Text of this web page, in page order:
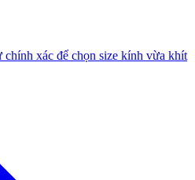
chính xác để chọn size kính vừa khít